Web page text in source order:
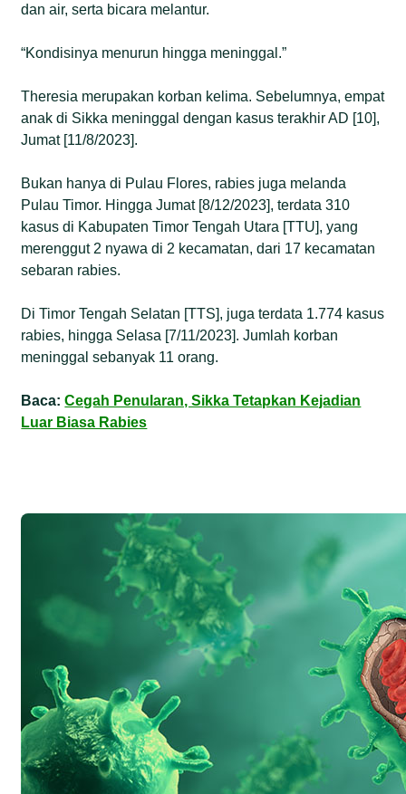
dan air, serta bicara melantur.
“Kondisinya menurun hingga meninggal.”
Theresia merupakan korban kelima. Sebelumnya, empat
anak di Sikka meninggal dengan kasus terakhir AD [10],
Jumat [11/8/2023].
Bukan hanya di Pulau Flores, rabies juga melanda
Pulau Timor. Hingga Jumat [8/12/2023], terdata 310
kasus di Kabupaten Timor Tengah Utara [TTU], yang
merenggut 2 nyawa di 2 kecamatan, dari 17 kecamatan
sebaran rabies.
Di Timor Tengah Selatan [TTS], juga terdata 1.774 kasus
rabies, hingga Selasa [7/11/2023]. Jumlah korban
meninggal sebanyak 11 orang.
Baca:Cegah Penularan, Sikka Tetapkan Kejadian
Luar Biasa Rabies